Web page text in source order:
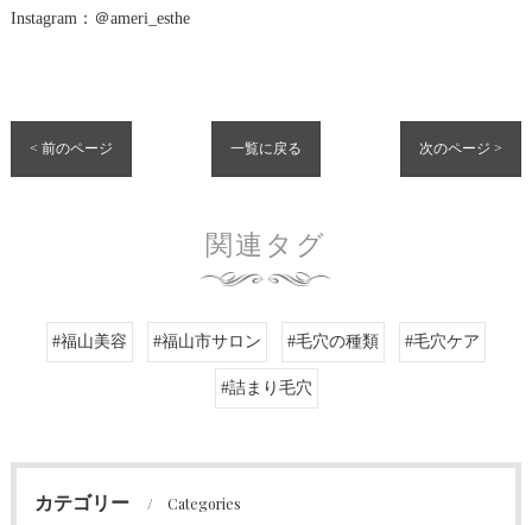
Instagram：＠ameri_esthe
< 前のページ 一覧に戻る 次のページ >
関連タグ
#福山美容 #福山市サロン #毛穴の種類 #毛穴ケア
#詰まり毛穴
カテゴリー Categories